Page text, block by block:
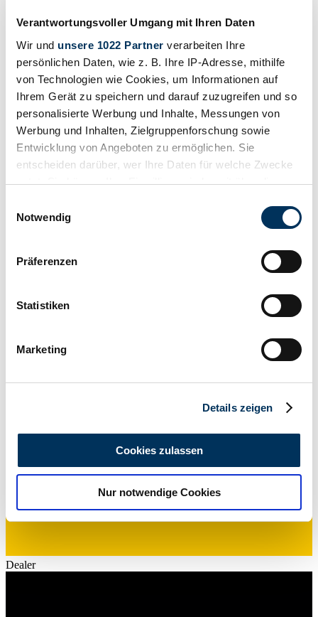
Verantwortungsvoller Umgang mit Ihren Daten
Wir und unsere 1022 Partner verarbeiten Ihre
persönlichen Daten, wie z. B. Ihre IP-Adresse, mithilfe
von Technologien wie Cookies, um Informationen auf
Ihrem Gerät zu speichern und darauf zuzugreifen und so
personalisierte Werbung und Inhalte, Messungen von
Werbung und Inhalten, Zielgruppenforschung sowie
Entwicklung von Angeboten zu ermöglichen. Sie
entscheiden darüber, wer Ihre Daten für welche Zwecke
nutzt. Sie können Ihre Einwilligung jederzeit über die
Trigger Symbol ändern oder widerrufen
Informationen über Ihre geografische Lage
können
bestimmten Merkmalen (Fingerprinting) identifizieren
Erfahren Sie mehr darüber, wie Ihre persönlichen Daten
analysieren. Außerdem geben wir Informationen zu Ihrer
Verwendung unserer Website an unsere Partner für
soziale Medien, Werbung und Analysen weiter. Unsere
haben oder die sie im Rahmen Ihrer Nutzung der Dienste
Notwendig
Präferenzen
Statistiken
Marketing
Details zeigen
Cookies zulassen
Nur notwendige Cookies
Body style
Convertible (Tourer)
Power (kW/hp)
Dealer